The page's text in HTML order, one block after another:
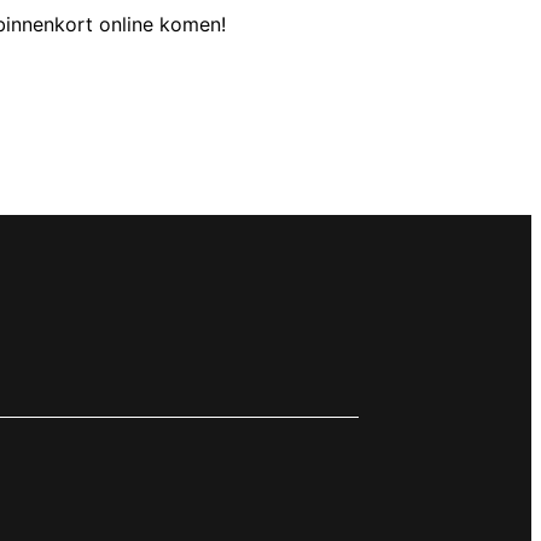
online komen!